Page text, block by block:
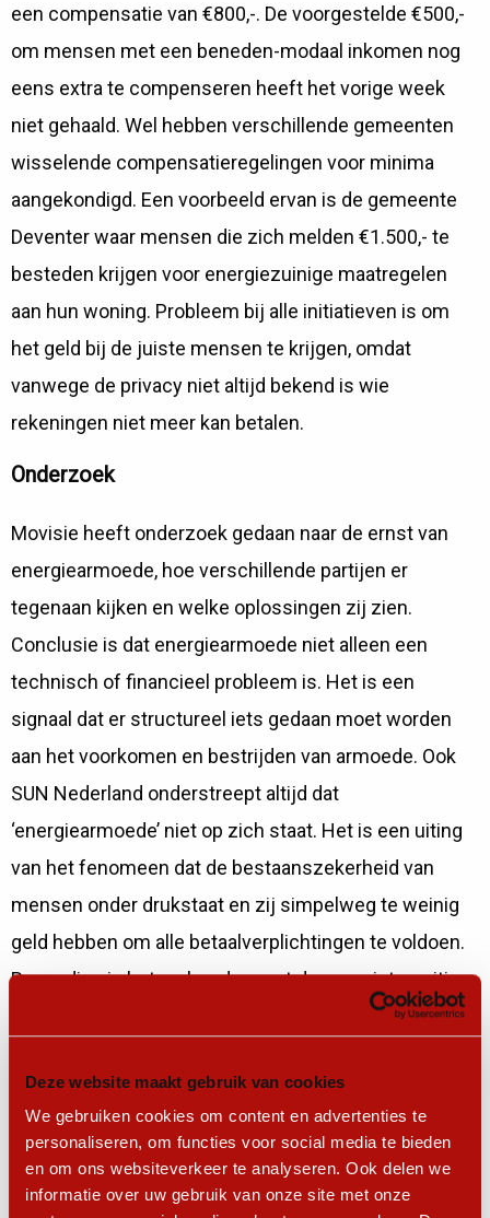
Deze website maakt gebruik van cookies
We gebruiken cookies om content en advertenties te
personaliseren, om functies voor social media te bieden
en om ons websiteverkeer te analyseren. Ook delen we
informatie over uw gebruik van onze site met onze
een compensatie van €800,-. De voorgestelde €500,-
om mensen met een beneden-modaal inkomen nog
eens extra te compenseren heeft het vorige week
niet gehaald. Wel hebben verschillende gemeenten
wisselende compensatieregelingen voor minima
aangekondigd. Een voorbeeld ervan is de gemeente
Deventer waar mensen die zich melden €1.500,- te
besteden krijgen voor energiezuinige maatregelen
aan hun woning. Probleem bij alle initiatieven is om
het geld bij de juiste mensen te krijgen, omdat
vanwege de privacy niet altijd bekend is wie
rekeningen niet meer kan betalen.
Onderzoek
Movisie heeft onderzoek gedaan naar de ernst van
energiearmoede, hoe verschillende partijen er
tegenaan kijken en welke oplossingen zij zien.
Conclusie is dat energiearmoede niet alleen een
technisch of financieel probleem is. Het is een
signaal dat er structureel iets gedaan moet worden
aan het voorkomen en bestrijden van armoede. Ook
SUN Nederland onderstreept altijd dat
‘energiearmoede’ niet op zich staat. Het is een uiting
van het fenomeen dat de bestaanszekerheid van
mensen onder drukstaat en zij simpelweg te weinig
geld hebben om alle betaalverplichtingen te voldoen.
Bovendien is het verbonden met de energietransitie
en met het sociaal domein. Oplossingen die tijdens
praktisch: het isoleren van een woning, aanbrengen
van dubbele beglazing, het plaatsen van slimme
apparaten en zonnepanelen, overstappen van gas
naar elektrisch en het uitdelen van energieboxen.